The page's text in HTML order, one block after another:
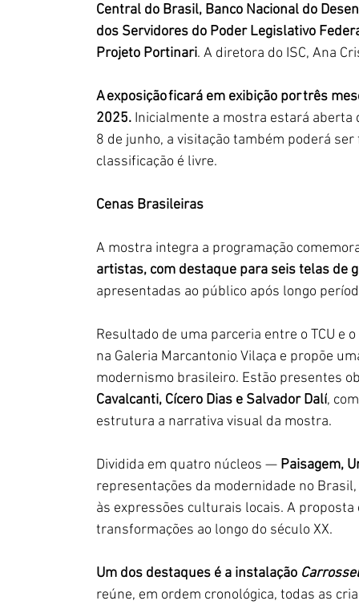
Central do Brasil, Banco Nacional do
dos Servidores do Poder Legislativo
Projeto Portinari. A diretora do ISC, Ana
A exposição ficará em exibição por três
2025. Inicialmente a mostra estará
8 de junho, a visitação também poderá
classificação é livre.
Cenas Brasileiras
A mostra integra a programação
artistas, com destaque para seis telas de
apresentadas ao público após longo
Resultado de uma parceria entre o TCU e
na Galeria Marcantonio Vilaça e propõe
modernismo brasileiro. Estão presentes
Cavalcanti, Cícero Dias e Salvador Dalí,
estrutura a narrativa visual da mostra.
Dividida em quatro núcleos — Paisagem,
representações da modernidade no
às expressões culturais locais. A
transformações ao longo do século XX.
Um dos destaques é a instalação
reúne, em ordem cronológica, todas as